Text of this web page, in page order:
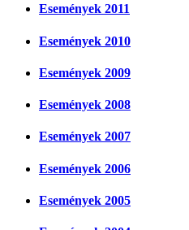
Események 2011
Események 2010
Események 2009
Események 2008
Események 2007
Események 2006
Események 2005